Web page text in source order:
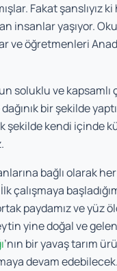
Fakat şanslıyız
insanlar yaşıyor.
ve öğretmenleri
soluklu ve kapsamlı
bir şekilde
kendi içinde
bağlı olarak
çalışmaya
paydamız ve yüz
yine doğal ve
’nın bir yavaş tarım
devam